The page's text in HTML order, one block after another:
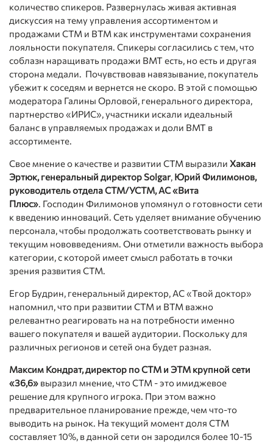
количество спикеров. Развернулась живая активная
дискуссия на тему управления ассортиментом и
продажами СТМ и ВТМ как инструментами сохранения
лояльности покупателя. Спикеры согласились с тем, что
соблазн наращивать продажи ВМТ есть, но есть и другая
сторона медали. Почувствовав навязывание, покупатель
убежит к соседям и вернется не скоро. В этой с помощью
модератора Галины Орловой, генерального директора,
партнерство «ИРИС», участники искали идеальный
баланс в управляемых продажах и доли ВМТ в
ассортименте.
Свое мнение о качестве и развитии СТМ выразили Хакан
Эртюк, генеральный директор Solgar, Юрий Филимонов,
руководитель отдела СТМ/УСТМ, АС «Вита
Плюс». Господин Филимонов упомянул о готовности сети
к введению инноваций. Сеть уделяет внимание обучению
персонала, чтобы продолжать соответствовать рынку и
текущим нововведениям. Они отметили важность выбора
категории, с которой имеет смысл работать в точки
зрения развития СТМ.
Егор Будрин, генеральный директор, АС «Твой доктор»
напомнил, что при развитии СТМ и ВТМ важно
релевантно реагировать на на потребности именно
вашего покупателя и вашей аудитории. Поскольку для
различных регионов и сетей она будет разная.
Максим Кондрат, директор по СТМ и ЭТМ крупной сети
«36,6» выразил мнение, что СТМ - это имиджевое
решение для крупного игрока. При этом важно
предварительное планирование прежде, чем что-то
выводить на рынок. На текущий момент доля СТМ
составляет 10%, в данной сети он зародился более 10-15